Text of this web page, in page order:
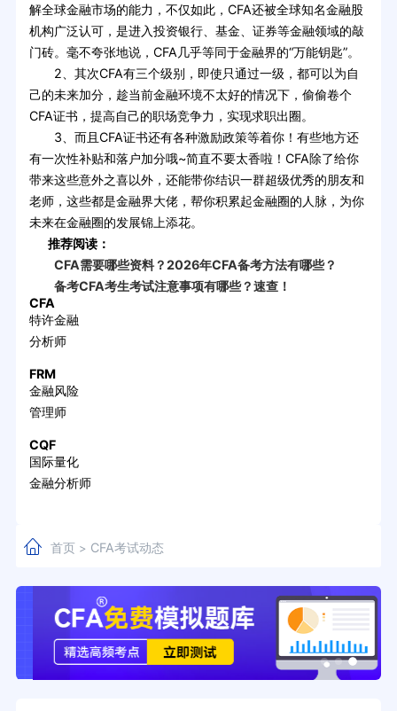
解全球金融市场的能力，不仅如此，CFA还被全球知名金融股
机构广泛认可，是进入投资银行、基金、证券等金融领域的敲
门砖。毫不夸张地说，CFA几乎等同于金融界的“万能钥匙”。
2、其次CFA有三个级别，即使只通过一级，都可以为自
己的未来加分，趁当前金融环境不太好的情况下，偷偷卷个
CFA证书，提高自己的职场竞争力，实现求职出圈。
3、而且CFA证书还有各种激励政策等着你！有些地方还
有一次性补贴和落户加分哦~简直不要太香啦！CFA除了给你
带来这些意外之喜以外，还能带你结识一群超级优秀的朋友和
老师，这些都是金融界大佬，帮你积累起金融圈的人脉，为你
未来在金融圈的发展锦上添花。
推荐阅读：
CFA需要哪些资料？2026年CFA备考方法有哪些？
备考CFA考生考试注意事项有哪些？速查！
CFA
特许金融
分析师
FRM
金融风险
管理师
CQF
国际量化
金融分析师
首页> CFA考试动态